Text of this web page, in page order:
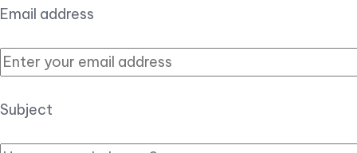
Email address
Subject